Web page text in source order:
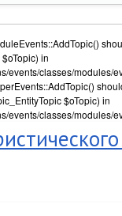
in
events/classes/modules/
$oTopic) in
events/classes/modules/